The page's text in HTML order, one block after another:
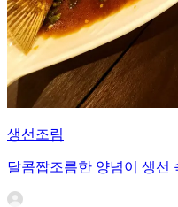
생선조림
달콤짭조름한 양념이 생선